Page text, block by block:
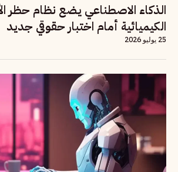
الذكاء الاصطناعي يضع نظام حظر
الكيميائية أمام اختبار حقوقي جديد
25 يوليو 2026